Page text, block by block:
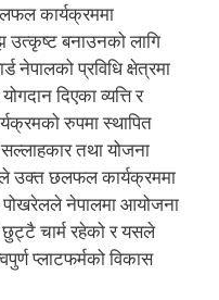
कार्यक्रममा
उत्कृष्ट बनाउनको लागि
नेपालको प्रविधि क्षेत्रमा
दिएका व्यत्ति र
रुपमा स्थापित
तथा योजना
उक्त छलफल कार्यक्रममा
पोखरेलले नेपालमा आयोजना
चार्म रहेको र यसले
प्लाटफर्मको विकास